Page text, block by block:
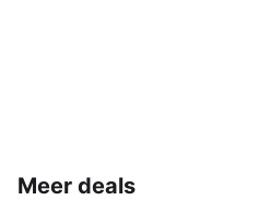
Meer deals